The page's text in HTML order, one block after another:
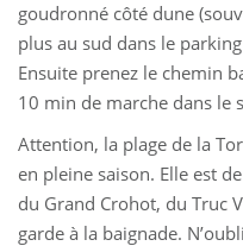
goudronné côté dune
plus au sud dans le
Ensuite prenez le chemin
10 min de marche dans le
Attention, la plage de la
en pleine saison. Elle est
du Grand Crohot, du Truc
garde à la baignade.